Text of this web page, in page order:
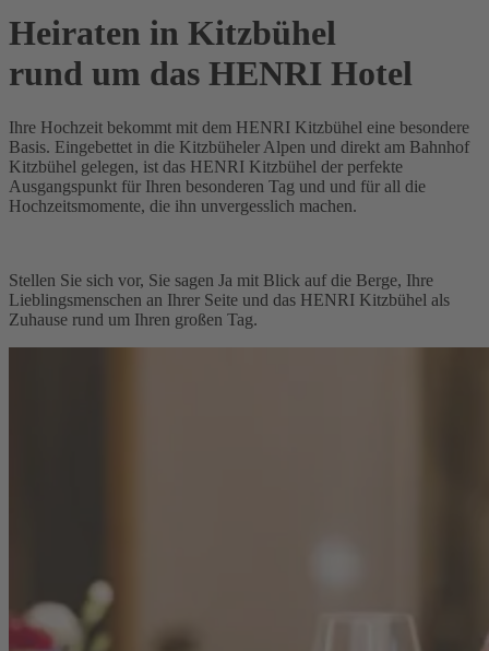
Heiraten in Kitzbühel
rund um das HENRI Hotel
Ihre Hochzeit bekommt mit dem HENRI Kitzbühel eine besondere
Basis. Eingebettet in die Kitzbüheler Alpen und direkt am Bahnhof
Kitzbühel gelegen, ist das HENRI Kitzbühel der perfekte
Ausgangspunkt für Ihren besonderen Tag und und für all die
Hochzeitsmomente, die ihn unvergesslich machen.
Stellen Sie sich vor, Sie sagen Ja mit Blick auf die Berge, Ihre
Lieblingsmenschen an Ihrer Seite und das HENRI Kitzbühel als
Zuhause rund um Ihren großen Tag.